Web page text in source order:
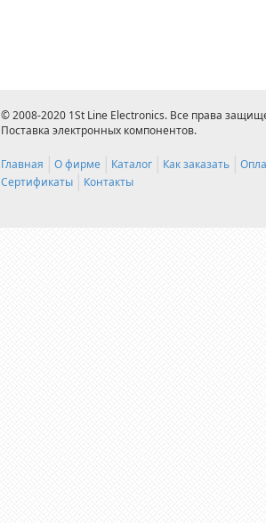
© 2008-2020 1St Line Electronics. Все права
Поставка электронных компонентов.
Главная О фирме Каталог Как заказать
Сертификаты
Контакты